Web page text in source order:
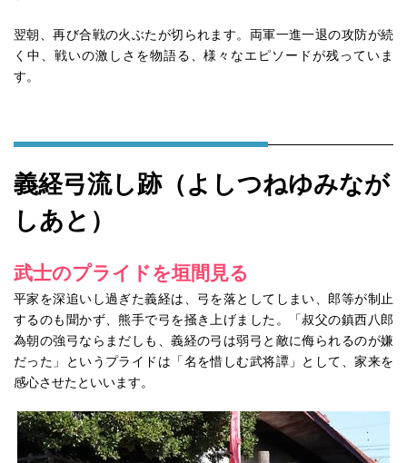
翌朝、再び合戦の火ぶたが切られます。両軍一進一退の攻防が続
く中、戦いの激しさを物語る、様々なエピソードが残っていま
す。
義経弓流し跡（よしつねゆみなが
しあと）
武士のプライドを垣間見る
平家を深追いし過ぎた義経は、弓を落としてしまい、郎等が制止
するのも聞かず、熊手で弓を掻き上げました。「叔父の鎮西八郎
為朝の強弓ならまだしも、義経の弓は弱弓と敵に侮られるのが嫌
だった」というプライドは「名を惜しむ武将譚」として、家来を
感心させたといいます。